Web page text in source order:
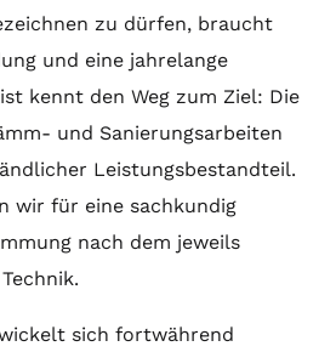
zu dürfen, braucht
und eine jahrelange
kennt den Weg zum Ziel: Die
und Sanierungsarbeiten
Leistungsbestandteil.
wir für eine sachkundig
nach dem jeweils
sich fortwährend